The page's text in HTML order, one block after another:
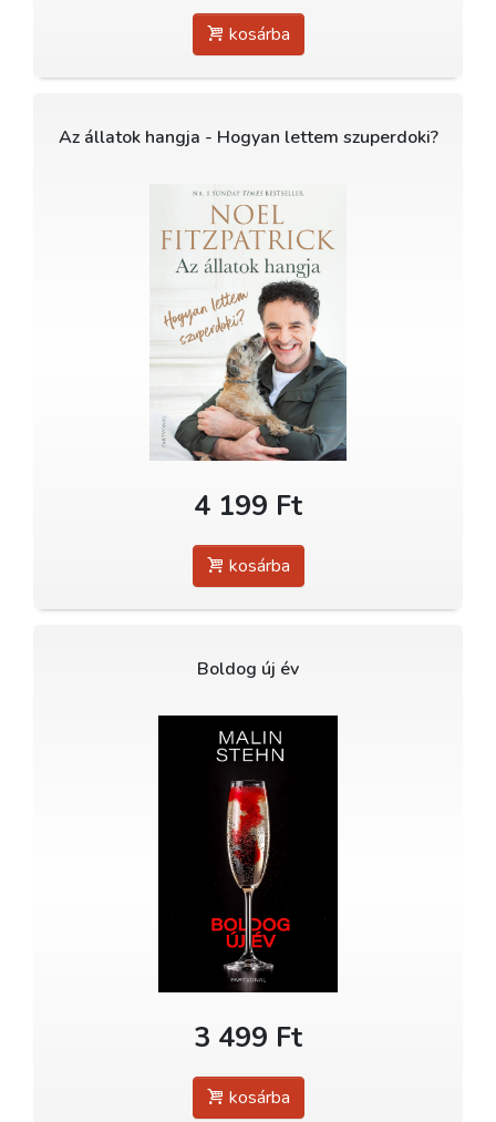
kosárba
Az állatok hangja - Hogyan lettem szuperdoki?
4 199 Ft
kosárba
Boldog új év
3 499 Ft
kosárba